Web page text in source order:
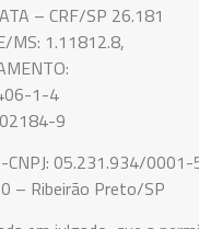
– CRF/SP 26.181
MS: 1.11812.8,
1-4
9
05.231.934/
– Ribeirão Preto/SP